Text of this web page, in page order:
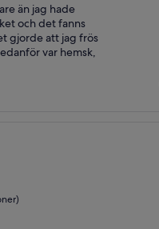
än jag hade
och det fanns
gjorde att jag frös
var hemsk,